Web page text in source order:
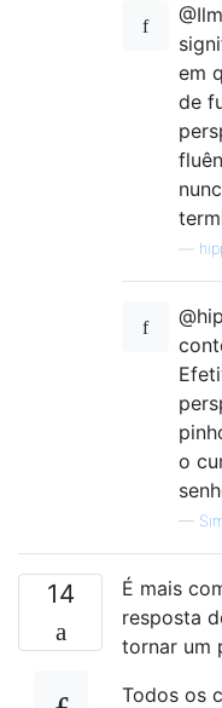
em
de
o
—
14
É mais
resposta
tornar um
Todos os